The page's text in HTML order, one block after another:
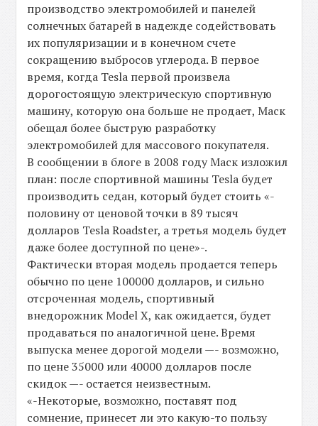
производство электромобилей и панелей
солнечных батарей в надежде содействовать
их популяризации и в конечном счете
сокращению выбросов углерода. В первое
время, когда Tesla первой произвела
дорогостоящую электрическую спортивную
машину, которую она больше не продает, Маск
обещал более быструю разработку
электромобилей для массового покупателя.
В сообщении в блоге в 2008 году Маск изложил
план: после спортивной машины Tesla будет
производить седан, который будет стоить «-
половину от ценовой точки в 89 тысяч
долларов Tesla Roadster, а третья модель будет
даже более доступной по цене»-.
Фактически вторая модель продается теперь
обычно по цене 100000 долларов, и сильно
отсроченная модель, спортивный
внедорожник Model X, как ожидается, будет
продаваться по аналогичной цене. Время
выпуска менее дорогой модели —- возможно,
по цене 35000 или 40000 долларов после
скидок —- остается неизвестным.
«-Некоторые, возможно, поставят под
сомнение, принесет ли это какую-то пользу